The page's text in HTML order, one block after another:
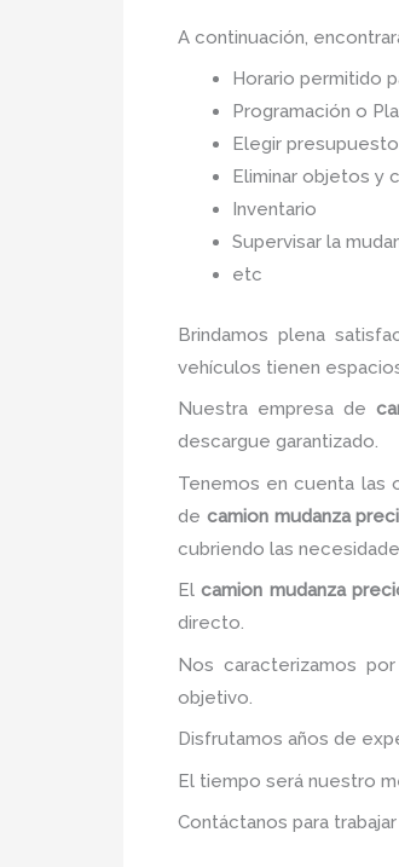
A continuación,
Horario permitido
Programación o
Elegir presupuesto
Eliminar objetos y
Inventario
Supervisar la
etc
Brindamos plena
vehículos tienen
Nuestra empresa de
descargue garantizado.
Tenemos en cuenta las
de camion mudanza
cubriendo las
Elcamion mudanza
directo.
Nos caracterizamos
objetivo.
Disfrutamos años de
El tiempo será nuestro
Contáctanos para